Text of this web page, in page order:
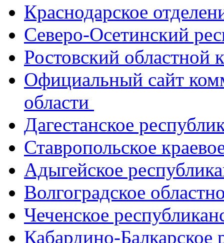
Краснодарское
Северо-Осетинский
Ростовский
Официальный сайт
области
Дагестанское
Ставропольское
Адыгейское
Волгоградское
Чеченское
Кабардино-Балкарское